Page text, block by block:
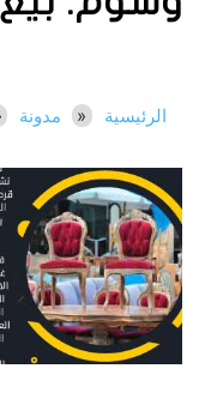
الرئيسية مدونة